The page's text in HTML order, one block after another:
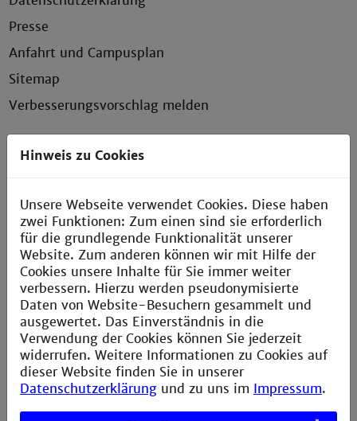
Presse
Anfahrt und Campusplan
Sitemap
Verbesserungsvorschlag melden
Technische Hochschule Mannheim
Paul-Wittsack-Straße 10
68163 Mannheim
+49 621 292-6111
+49 621 292-6420
info@th-mannheim.de
Social Media
Hinweis zu Cookies
Unsere Webseite verwendet Cookies. Diese haben
zwei Funktionen: Zum einen sind sie erforderlich
für die grundlegende Funktionalität unserer
Website. Zum anderen können wir mit Hilfe der
Cookies unsere Inhalte für Sie immer weiter
verbessern. Hierzu werden pseudonymisierte
Daten von Website-Besuchern gesammelt und
ausgewertet. Das Einverständnis in die
Verwendung der Cookies können Sie jederzeit
widerrufen. Weitere Informationen zu Cookies auf
dieser Website finden Sie in unserer
Datenschutzerklärung und zu uns im Impressum.